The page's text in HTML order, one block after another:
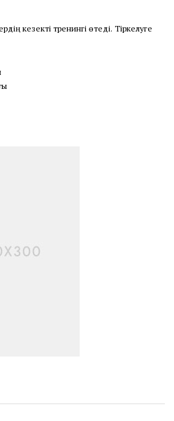
кезекті тренингі өтеді. Тіркелуге